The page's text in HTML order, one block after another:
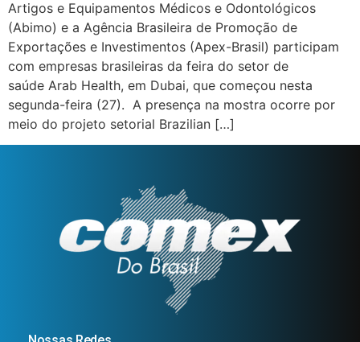
Artigos e Equipamentos Médicos e Odontológicos
(Abimo) e a Agência Brasileira de Promoção de
Exportações e Investimentos (Apex-Brasil) participam
com empresas brasileiras da feira do setor de
saúde Arab Health, em Dubai, que começou nesta
segunda-feira (27). A presença na mostra ocorre por
meio do projeto setorial Brazilian […]